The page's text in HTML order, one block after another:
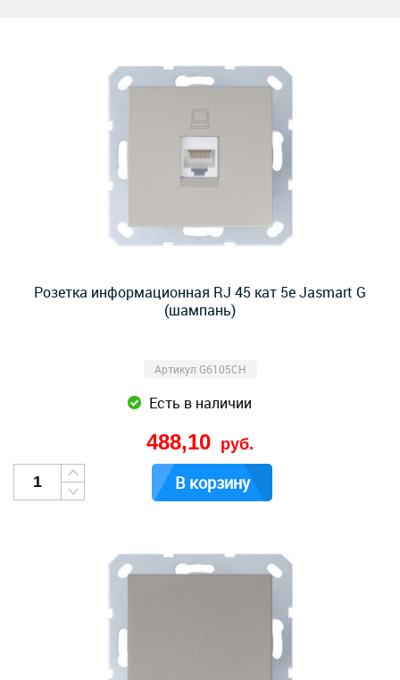
Розетка информационная RJ 45 кат 5е Jasmart G
(шампань)
Артикул G6105CH
Есть в наличии
488,10 руб.
В корзину